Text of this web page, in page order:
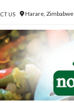
US Harare, Zimbabwe